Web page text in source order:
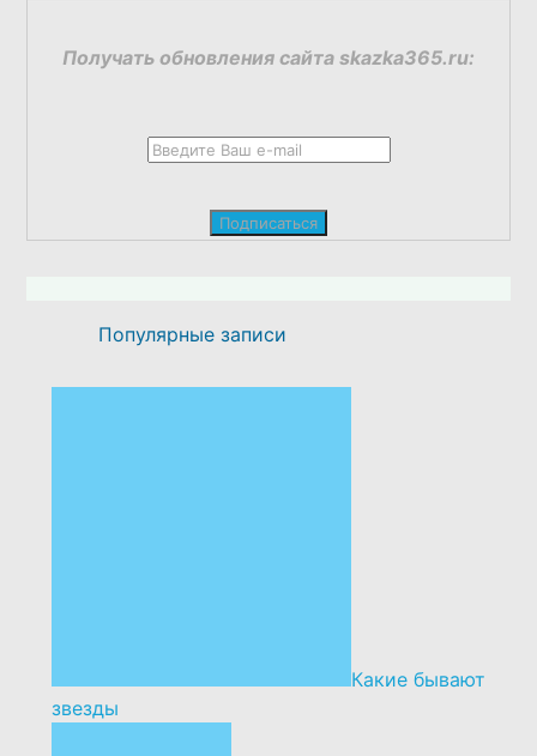
Получать обновления сайта skazka365.ru:
Популярные записи
Какие бывают
звезды